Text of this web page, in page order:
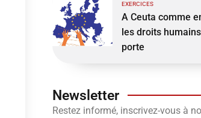
EXERCICES
A Ceuta comme
les droits
porte
Newsletter
Restez informé, inscrivez-vous à